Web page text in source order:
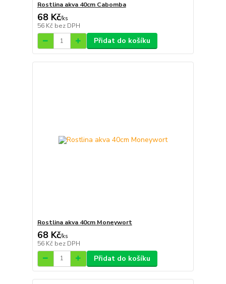
Rostlina akva 40cm Cabomba
68 Kč/ks
56 Kč bez DPH
Přidat do košíku
Rostlina akva 40cm Moneywort
68 Kč/ks
56 Kč bez DPH
Přidat do košíku